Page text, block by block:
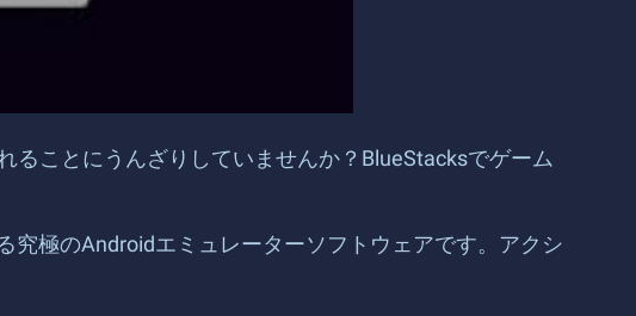
ことにうんざりしていませんか？BlueStacksでゲーム
極のAndroidエミュレーターソフトウェアです。アクシ